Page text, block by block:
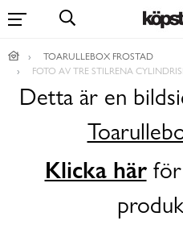
TOARULLEBOX FROSTAD
FOTO AV TRE STILRENA
Detta är en
Klicka härför